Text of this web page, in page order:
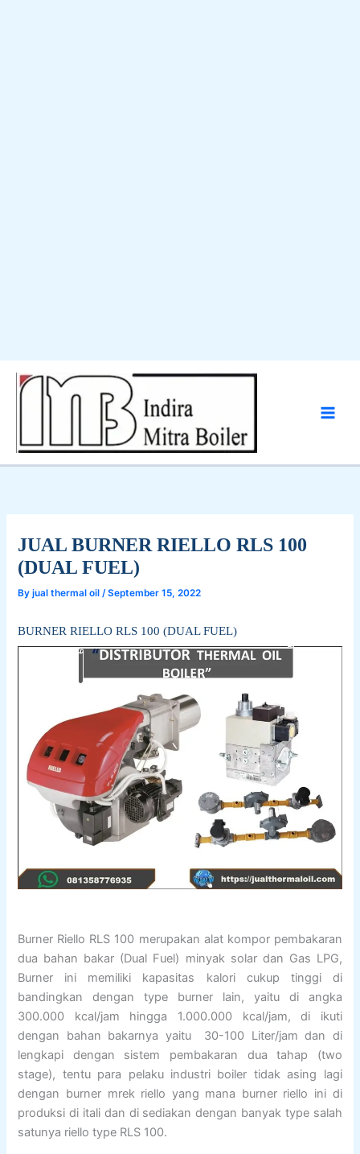
Skip
JUAL BURNER RIELLO RLS 100
(DUAL FUEL)
Byjual thermal oil/September 15, 2022
BURNER RIELLO RLS 100 (DUAL FUEL)
Burner Riello RLS 100 merupakan alat kompor pembakaran
dua bahan bakar (Dual Fuel) minyak solar dan Gas LPG,
Burner ini memiliki kapasitas kalori cukup tinggi di
bandingkan dengan type burner lain, yaitu di angka
300.000 kcal/jam hingga 1.000.000 kcal/jam, di ikuti
dengan bahan bakarnya yaitu 30-100 Liter/jam dan di
lengkapi dengan sistem pembakaran dua tahap (two
stage), tentu para pelaku industri boiler tidak asing lagi
dengan burner mrek riello yang mana burner riello ini di
produksi di itali dan di sediakan dengan banyak type salah
satunya riello type RLS 100.